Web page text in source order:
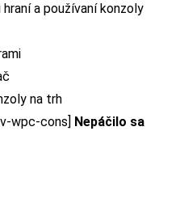
a používaní konzoly
na trh
wpc-cons]
Nepáčilo sa